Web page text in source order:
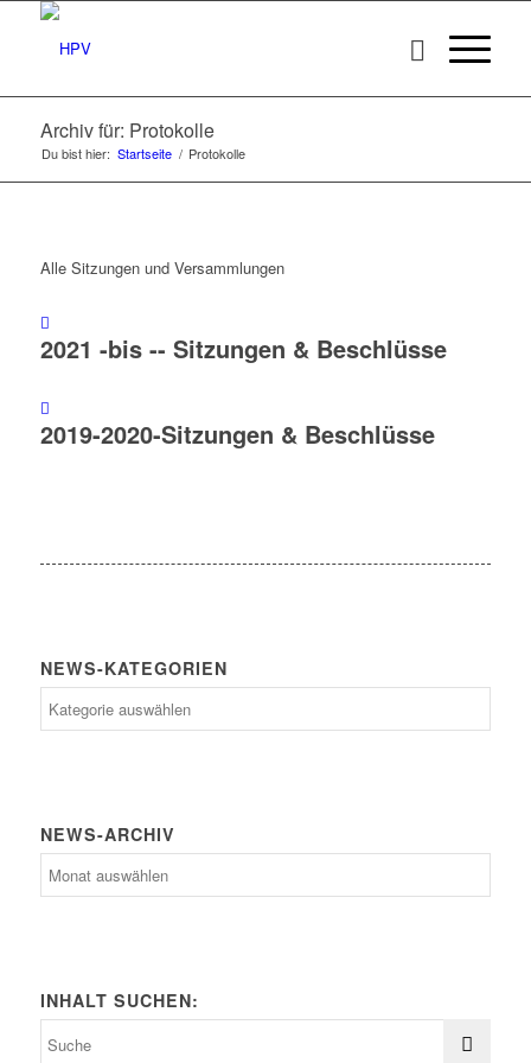
Archiv für: Protokolle
Du bist hier: Startseite / Protokolle
Alle Sitzungen und Versammlungen
2021 -bis -- Sitzungen & Beschlüsse
2019-2020-Sitzungen & Beschlüsse
NEWS-KATEGORIEN
Kategorien
NEWS-ARCHIV
INHALT SUCHEN: